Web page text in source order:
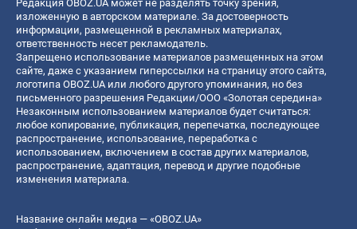
Редакция OBOZ.UA может не разделять точку зрения,
изложенную в авторском материале. За достоверность
информации, размещенной в рекламных материалах,
ответственность несет рекламодатель.
Запрещено использование материалов размещенных на этом
сайте, даже с указанием гиперссылки на страницу этого сайта,
логотипа OBOZ.UA или любого другого упоминания, но без
письменного разрешения Редакции/ООО «Золотая середина»
Незаконным использованием материалов будет считаться:
любое копирование, публикация, перепечатка, последующее
распространение, использование, переработка с
использованием, включением в состав других материалов,
распространение, адаптация, перевод и другие подобные
изменения материала.
Название онлайн медиа — «OBOZ.UA»